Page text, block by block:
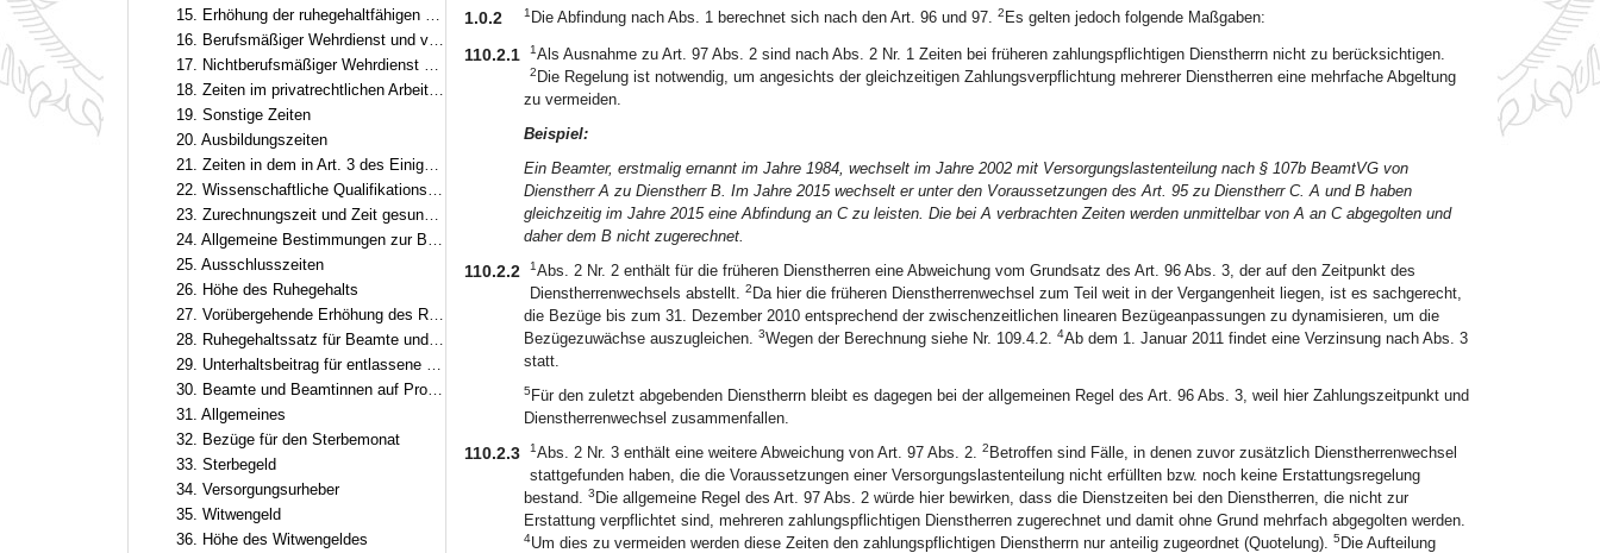
15. Erhöhung der ruhegehaltfähigen Dienstzeit
16. Berufsmäßiger Wehrdienst und vergleichbare Zeiten
17. Nichtberufsmäßiger Wehrdienst und vergleichbare Zeiten
18. Zeiten im privatrechtlichen Arbeitsverhältnis im öffentlichen Dienst
19. Sonstige Zeiten
20. Ausbildungszeiten
21. Zeiten in dem in Art. 3 des Einigungsvertrags genannten Gebiet
22. Wissenschaftliche Qualifikationszeiten
23. Zurechnungszeit und Zeit gesundheitsschädigender Verwendung
24. Allgemeine Bestimmungen zur Berücksichtigung von Dienstzeiten
25. Ausschlusszeiten
26. Höhe des Ruhegehalts
27. Vorübergehende Erhöhung des Ruhegehaltssatzes
28. Ruhegehaltssatz für Beamte und Beamtinnen auf Zeit
29. Unterhaltsbeitrag für entlassene Beamte und Beamtinnen
30. Beamte und Beamtinnen auf Probe und auf Zeit in leitender Funktion
31. Allgemeines
32. Bezüge für den Sterbemonat
33. Sterbegeld
34. Versorgungsurheber
35. Witwengeld
36. Höhe des Witwengeldes
1.0.2 1 Die Abfindung nach Abs. 1 berechnet sich nach den Art. 96 und 97. 2 Es gelten jedoch folgende Maßgaben:
110.2.1 1Als Ausnahme zu Art. 97 Abs. 2 sind nach Abs. 2 Nr. 1 Zeiten bei früheren zahlungspflichtigen Dienstherrn nicht zu berücksichtigen.
2 Die Regelung ist notwendig, um angesichts der gleichzeitigen Zahlungsverpflichtung mehrerer Dienstherren eine mehrfache Abgeltung
zu vermeiden.
Beispiel:
Ein Beamter, erstmalig ernannt im Jahre 1984, wechselt im Jahre 2002 mit Versorgungslastenteilung nach § 107b BeamtVG von
Dienstherr A zu Dienstherr B. Im Jahre 2015 wechselt er unter den Voraussetzungen des Art. 95 zu Dienstherr C. A und B haben
gleichzeitig im Jahre 2015 eine Abfindung an C zu leisten. Die bei A verbrachten Zeiten werden unmittelbar von A an C abgegolten und
daher dem B nicht zugerechnet.
110.2.2 1Abs. 2 Nr. 2 enthält für die früheren Dienstherren eine Abweichung vom Grundsatz des Art. 96 Abs. 3, der auf den Zeitpunkt des
Dienstherrenwechsels abstellt. 2 Da hier die früheren Dienstherrenwechsel zum Teil weit in der Vergangenheit liegen, ist es sachgerecht,
die Bezüge bis zum 31. Dezember 2010 entsprechend der zwischenzeitlichen linearen Bezügeanpassungen zu dynamisieren, um die
Bezügezuwächse auszugleichen. 3Wegen der Berechnung siehe Nr. 109.4.2. 4Ab dem 1. Januar 2011 findet eine Verzinsung nach Abs. 3
statt.
5 Für den zuletzt abgebenden Dienstherrn bleibt es dagegen bei der allgemeinen Regel des Art. 96 Abs. 3, weil hier Zahlungszeitpunkt und
Dienstherrenwechsel zusammenfallen.
110.2.3 1Abs. 2 Nr. 3 enthält eine weitere Abweichung von Art. 97 Abs. 2. 2 Betroffen sind Fälle, in denen zuvor zusätzlich Dienstherrenwechsel
stattgefunden haben, die die Voraussetzungen einer Versorgungslastenteilung nicht erfüllten bzw. noch keine Erstattungsregelung
bestand. 3 Die allgemeine Regel des Art. 97 Abs. 2 würde hier bewirken, dass die Dienstzeiten bei den Dienstherren, die nicht zur
Erstattung verpflichtet sind, mehreren zahlungspflichtigen Dienstherren zugerechnet und damit ohne Grund mehrfach abgegolten werden.
4Um dies zu vermeiden werden diese Zeiten den zahlungspflichtigen Dienstherrn nur anteilig zugeordnet (Quotelung). 5 Die Aufteilung